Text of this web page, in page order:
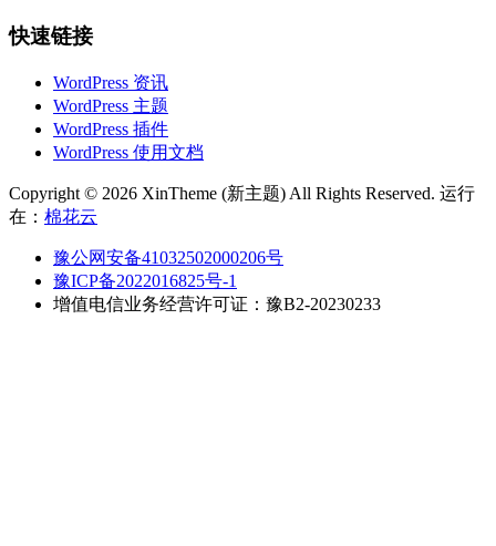
快速链接
WordPress 资讯
WordPress 主题
WordPress 插件
WordPress 使用文档
Copyright © 2026 XinTheme (新主题) All Rights Reserved. 运行
在： 棉花云
豫公网安备41032502000206号
豫ICP备2022016825号-1
增值电信业务经营许可证：豫B2-20230233